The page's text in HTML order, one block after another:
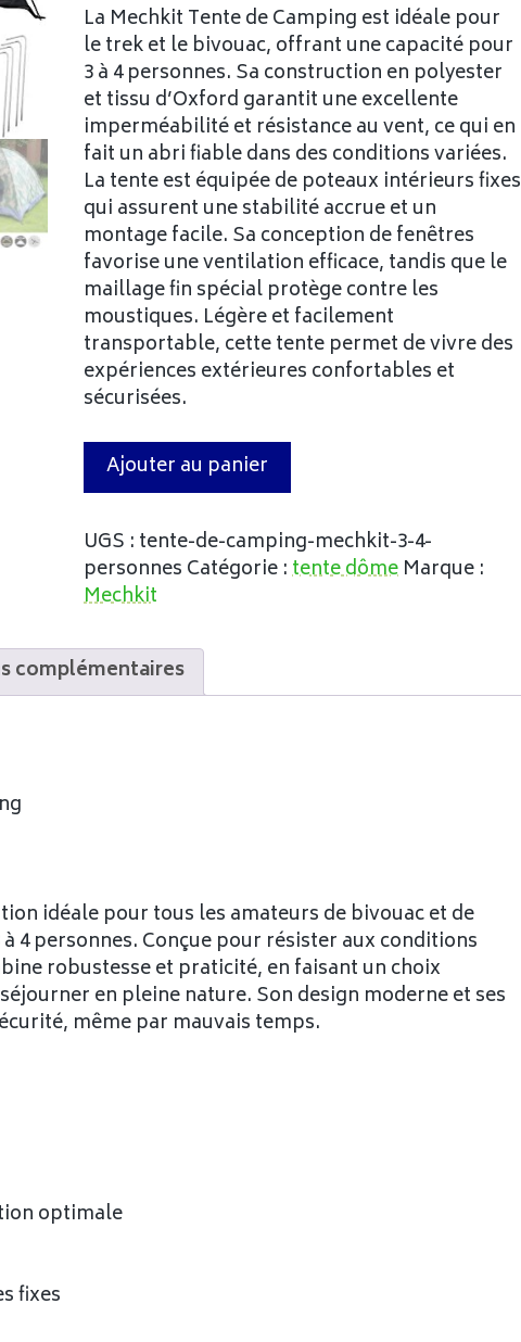
La Mechkit Tente de Camping est idéale pour
le trek et le bivouac, offrant une capacité pour
3 à 4 personnes. Sa construction en polyester
et tissu d’Oxford garantit une excellente
imperméabilité et résistance au vent, ce qui en
fait un abri fiable dans des conditions variées.
La tente est équipée de poteaux intérieurs fixes
qui assurent une stabilité accrue et un
montage facile. Sa conception de fenêtres
favorise une ventilation efficace, tandis que le
maillage fin spécial protège contre les
moustiques. Légère et facilement
transportable, cette tente permet de vivre des
expériences extérieures confortables et
sécurisées.
Ajouter au panier
UGS : tente-de-camping-mechkit-3-4-
personnes Catégorie :tente dôme Marque :
Mechkit
complémentaires
idéale pour tous les amateurs de bivouac et de
4 personnes. Conçue pour résister aux conditions
robustesse et praticité, en faisant un choix
en pleine nature. Son design moderne et ses
même par mauvais temps.
optimale
fixes